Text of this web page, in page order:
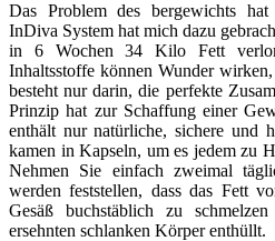
Das Problem des bergewichts
InDiva System hat mich dazu
in 6 Wochen 34 Kilo Fett
Inhaltsstoffe können Wunder
besteht nur darin, die perfekte
Prinzip hat zur Schaffung einer
enthält nur natürliche, sichere und
kamen in Kapseln, um es jedem zu
Nehmen Sie einfach zweimal
werden feststellen, dass das Fett
Gesäß buchstäblich zu
ersehnten schlanken Körper enthüllt.